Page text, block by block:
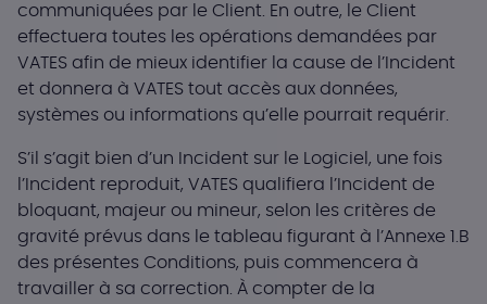
communiquées par le Client. En outre, le Client
effectuera toutes les opérations demandées par
VATES afin de mieux identifier la cause de l’Incident
et donnera à VATES tout accès aux données,
systèmes ou informations qu’elle pourrait requérir.
S’il s’agit bien d’un Incident sur le Logiciel, une fois
l’Incident reproduit, VATES qualifiera l’Incident de
bloquant, majeur ou mineur, selon les critères de
gravité prévus dans le tableau figurant à l’Annexe 1.B
des présentes Conditions, puis commencera à
travailler à sa correction. À compter de la